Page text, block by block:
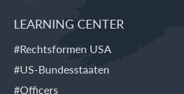
LEARNING CENTER
#Rechtsformen USA
#US-Bundesstaaten
#Officers